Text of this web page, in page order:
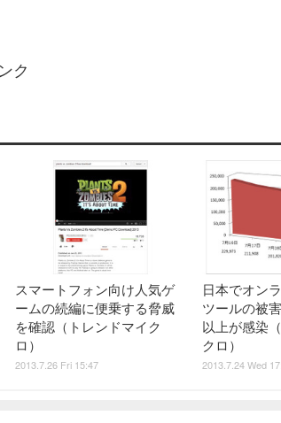
ク
スマートフォン向け人気ゲ
ームの続編に便乗する脅威
を確認（トレンドマイク
ロ）
2013.7.26 Fri 15:47
日本でオン
ツールの被
以上が感染
クロ）
2013.7.24 Wed